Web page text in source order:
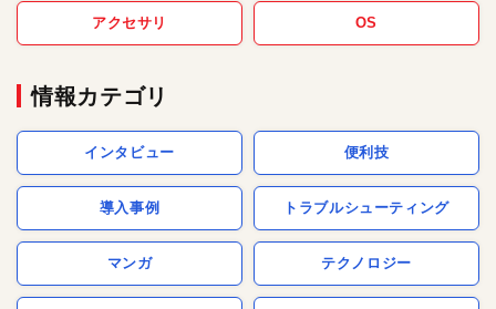
アクセサリ OS
情報カテゴリ
インタビュー 便利技
導入事例 トラブルシューティング
マンガ テクノロジー